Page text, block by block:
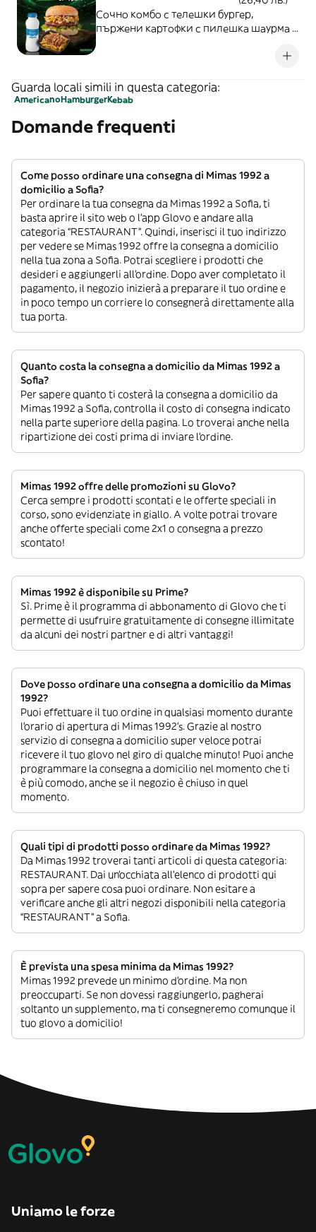
Сочно комбо с телешки бургер,
пържени картофки с пилешка шаурма в
футболен фен.
Guarda locali simili in questa categoria:
AmericanoHamburgerKebab
Domande frequenti
Come posso ordinare una consegna di Mimas 1992 a
domicilio a Sofia?
Per ordinare la tua consegna da Mimas 1992 a Sofia, ti
basta aprire il sito web o l’app Glovo e andare alla
categoria “RESTAURANT”. Quindi, inserisci il tuo indirizzo
per vedere se Mimas 1992 offre la consegna a domicilio
nella tua zona a Sofia. Potrai scegliere i prodotti che
desideri e aggiungerli all’ordine. Dopo aver completato il
pagamento, il negozio inizierà a preparare il tuo ordine e
in poco tempo un corriere lo consegnerà direttamente alla
tua porta.
Quanto costa la consegna a domicilio da Mimas 1992 a
Sofia?
Per sapere quanto ti costerà la consegna a domicilio da
Mimas 1992 a Sofia, controlla il costo di consegna indicato
nella parte superiore della pagina. Lo troverai anche nella
ripartizione dei costi prima di inviare l’ordine.
Mimas 1992 offre delle promozioni su Glovo?
Cerca sempre i prodotti scontati e le offerte speciali in
corso, sono evidenziate in giallo. A volte potrai trovare
anche offerte speciali come 2x1 o consegna a prezzo
scontato!
Mimas 1992 è disponibile su Prime?
Sì. Prime è il programma di abbonamento di Glovo che ti
permette di usufruire gratuitamente di consegne illimitate
da alcuni dei nostri partner e di altri vantaggi!
Dove posso ordinare una consegna a domicilio da Mimas
1992?
Puoi effettuare il tuo ordine in qualsiasi momento durante
l’orario di apertura di Mimas 1992’s. Grazie al nostro
servizio di consegna a domicilio super veloce potrai
ricevere il tuo glovo nel giro di qualche minuto! Puoi anche
programmare la consegna a domicilio nel momento che ti
è più comodo, anche se il negozio è chiuso in quel
momento.
Quali tipi di prodotti posso ordinare da Mimas 1992?
Da Mimas 1992 troverai tanti articoli di questa categoria:
RESTAURANT. Dai un’occhiata all’elenco di prodotti qui
sopra per sapere cosa puoi ordinare. Non esitare a
verificare anche gli altri negozi disponibili nella categoria
“RESTAURANT” a Sofia.
È prevista una spesa minima da Mimas 1992?
Mimas 1992 prevede un minimo d’ordine. Ma non
preoccuparti. Se non dovessi raggiungerlo, pagherai
soltanto un supplemento, ma ti consegneremo comunque il
tuo glovo a domicilio!
Uniamo le forze